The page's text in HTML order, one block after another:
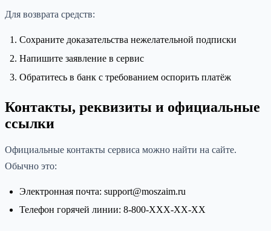
Для возврата средств:
Сохраните доказательства нежелательной подписки
Напишите заявление в сервис
Обратитесь в банк с требованием оспорить платёж
Контакты, реквизиты и официальные
ссылки
Официальные контакты сервиса можно найти на сайте.
Обычно это:
Электронная почта: support@moszaim.ru
Телефон горячей линии: 8-800-XXX-XX-XX